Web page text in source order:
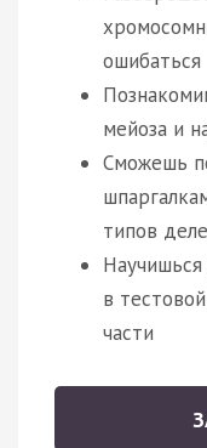
ошибаться
мейоза и
Сможешь
типов
в
части